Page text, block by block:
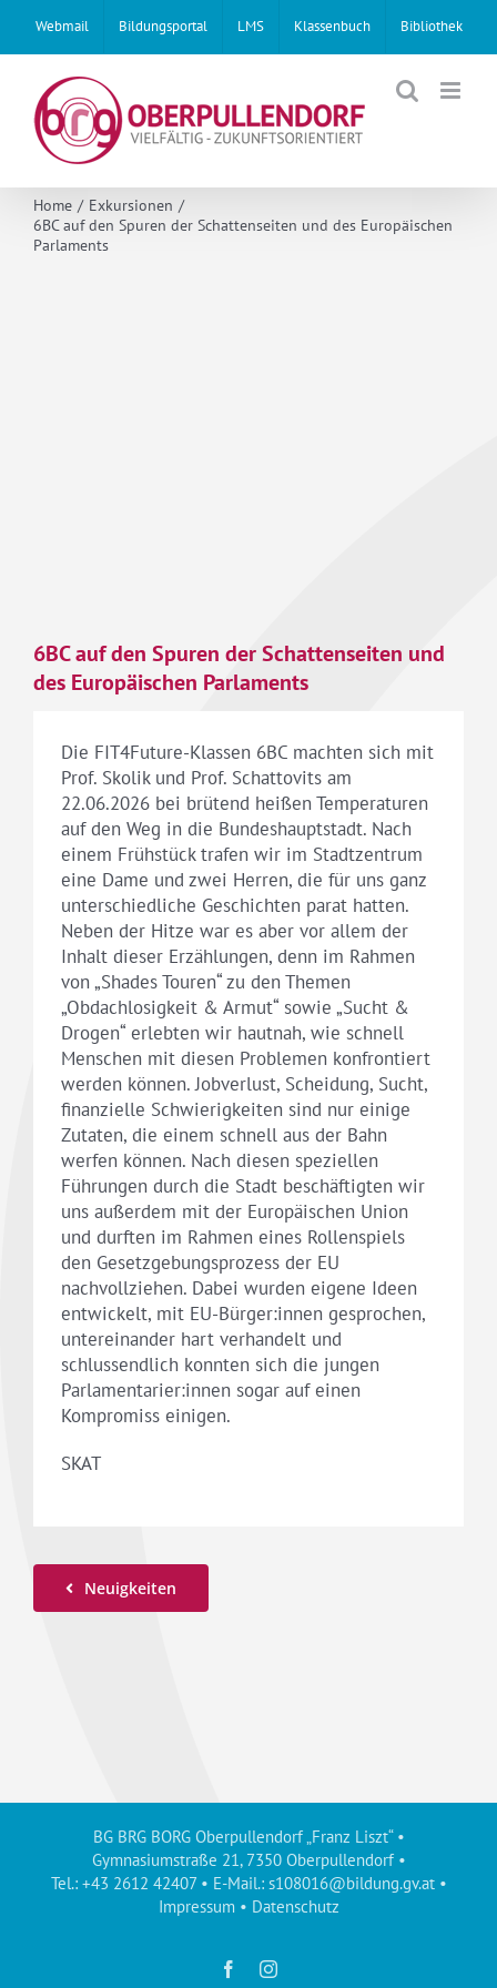
content
Webmail Bildungsportal LMS Klassenbuch Bibliothek
Home
Exkursionen
6BC auf den Spuren der Schattenseiten und des Europäischen
Parlaments
6BC auf den Spuren der Schattenseiten und
des Europäischen Parlaments
Die FIT4Future-Klassen 6BC machten sich mit
Prof. Skolik und Prof. Schattovits am
22.06.2026 bei brütend heißen Temperaturen
auf den Weg in die Bundeshauptstadt. Nach
einem Frühstück trafen wir im Stadtzentrum
eine Dame und zwei Herren, die für uns ganz
unterschiedliche Geschichten parat hatten.
Neben der Hitze war es aber vor allem der
Inhalt dieser Erzählungen, denn im Rahmen
von „Shades Touren“ zu den Themen
„Obdachlosigkeit & Armut“ sowie „Sucht &
Drogen“ erlebten wir hautnah, wie schnell
Menschen mit diesen Problemen konfrontiert
werden können. Jobverlust, Scheidung, Sucht,
finanzielle Schwierigkeiten sind nur einige
Zutaten, die einem schnell aus der Bahn
werfen können. Nach diesen speziellen
Führungen durch die Stadt beschäftigten wir
uns außerdem mit der Europäischen Union
und durften im Rahmen eines Rollenspiels
den Gesetzgebungsprozess der EU
nachvollziehen. Dabei wurden eigene Ideen
entwickelt, mit EU-Bürger:innen gesprochen,
untereinander hart verhandelt und
schlussendlich konnten sich die jungen
Parlamentarier:innen sogar auf einen
Kompromiss einigen.
SKAT
Neuigkeiten
BG BRG BORG Oberpullendorf „Franz Liszt“ •
Gymnasiumstraße 21, 7350 Oberpullendorf •
Tel.: +43 2612 42407 • E-Mail.: s108016@bildung.gv.at•
Impressum• Datenschutz
FacebookInstagram